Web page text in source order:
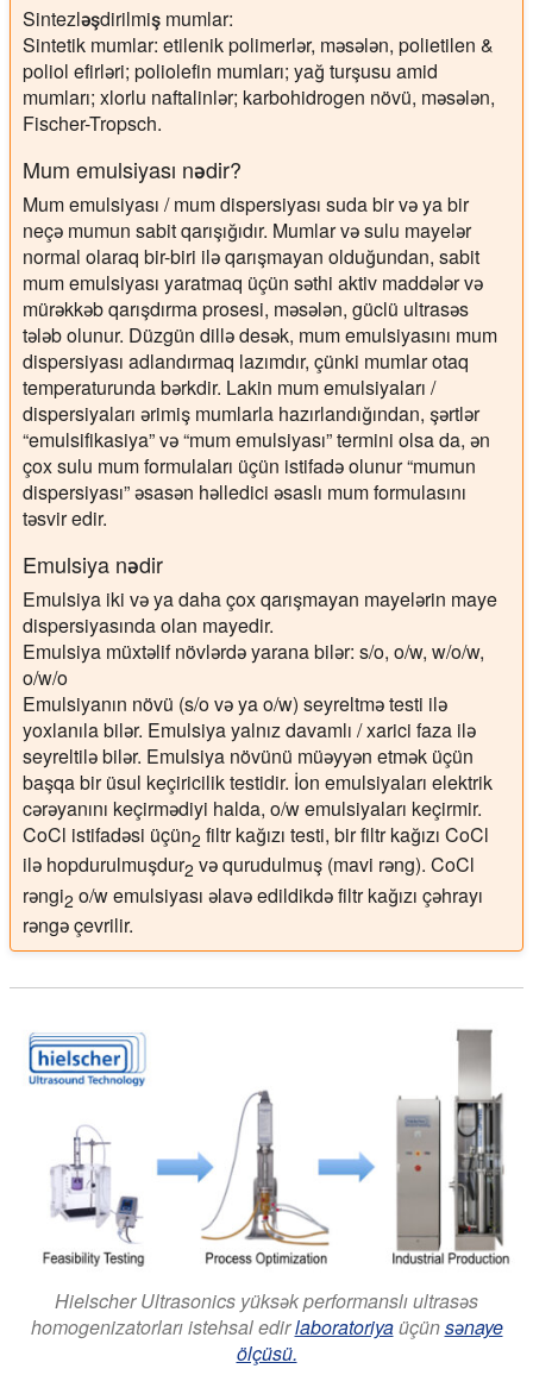
Sintezləşdirilmiş mumlar:
Sintetik mumlar: etilenik polimerlər, məsələn, polietilen &
poliol efirləri; poliolefin mumları; yağ turşusu amid
mumları; xlorlu naftalinlər; karbohidrogen növü, məsələn,
Fischer-Tropsch.
Mum emulsiyası nədir?
Mum emulsiyası / mum dispersiyası suda bir və ya bir
neçə mumun sabit qarışığıdır. Mumlar və sulu mayelər
normal olaraq bir-biri ilə qarışmayan olduğundan, sabit
mum emulsiyası yaratmaq üçün səthi aktiv maddələr və
mürəkkəb qarışdırma prosesi, məsələn, güclü ultrasəs
tələb olunur. Düzgün dillə desək, mum emulsiyasını mum
dispersiyası adlandırmaq lazımdır, çünki mumlar otaq
temperaturunda bərkdir. Lakin mum emulsiyaları /
dispersiyaları ərimiş mumlarla hazırlandığından, şərtlər
“emulsifikasiya” və “mum emulsiyası” termini olsa da, ən
çox sulu mum formulaları üçün istifadə olunur “mumun
dispersiyası” əsasən həlledici əsaslı mum formulasını
təsvir edir.
Emulsiya nədir
Emulsiya iki və ya daha çox qarışmayan mayelərin maye
dispersiyasında olan mayedir.
Emulsiya müxtəlif növlərdə yarana bilər: s/o, o/w, w/o/w,
o/w/o
Emulsiyanın növü (s/o və ya o/w) seyreltmə testi ilə
yoxlanıla bilər. Emulsiya yalnız davamlı / xarici faza ilə
seyreltilə bilər. Emulsiya növünü müəyyən etmək üçün
başqa bir üsul keçiricilik testidir. İon emulsiyaları elektrik
cərəyanını keçirmədiyi halda, o/w emulsiyaları keçirmir.
CoCl istifadəsi üçün2 filtr kağızı testi, bir filtr kağızı CoCl
ilə hopdurulmuşdur2 və qurudulmuş (mavi rəng). CoCl
rəngi2 o/w emulsiyası əlavə edildikdə filtr kağızı çəhrayı
rəngə çevrilir.
Hielscher Ultrasonics yüksək performanslı ultrasəs
homogenizatorları istehsal edirlaboratoriyaüçünsənaye
ölçüsü.